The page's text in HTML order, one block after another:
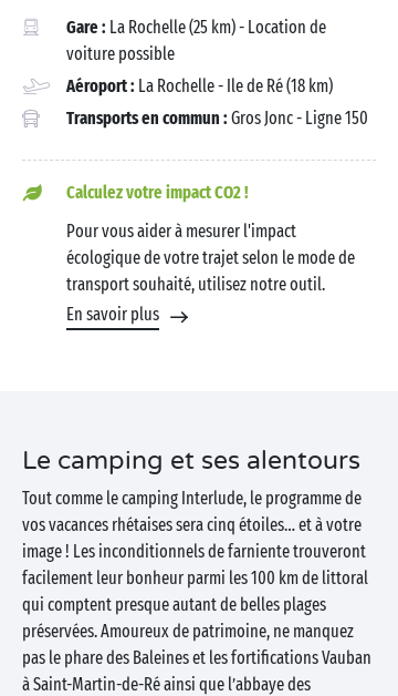
Gare : La Rochelle (25 km) - Location de
voiture possible
Aéroport : La Rochelle - Ile de Ré (18 km)
Transports en commun : Gros Jonc - Ligne 150
Calculez votre impact CO2 !
Pour vous aider à mesurer l'impact
écologique de votre trajet selon le mode de
transport souhaité, utilisez notre outil.
En savoir plus
Le camping et ses alentours
Tout comme le camping Interlude, le programme de
vos vacances rhétaises sera cinq étoiles… et à votre
image ! Les inconditionnels de farniente trouveront
facilement leur bonheur parmi les 100 km de littoral
qui comptent presque autant de belles plages
préservées. Amoureux de patrimoine, ne manquez
pas le phare des Baleines et les fortifications Vauban
à Saint-Martin-de-Ré ainsi que l’abbaye des